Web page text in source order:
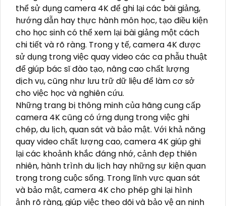
thể sử dụng camera 4K để ghi lại các bài giảng,
hướng dẫn hay thực hành môn học, tạo điều kiện
cho học sinh có thể xem lại bài giảng một cách
chi tiết và rõ ràng. Trong y tế, camera 4K được
sử dụng trong việc quay video các ca phẫu thuật
để giúp bác sĩ đào tạo, nâng cao chất lượng
dịch vụ, cũng như lưu trữ dữ liệu để làm cơ sở
cho việc học và nghiên cứu.
Những trang bị thông minh của hãng cung cấp
camera 4K cũng có ứng dụng trong việc ghi
chép, du lịch, quan sát và bảo mật. Với khả năng
quay video chất lượng cao, camera 4K giúp ghi
lại các khoảnh khắc đáng nhớ, cảnh đẹp thiên
nhiên, hành trình du lịch hay những sự kiện quan
trọng trong cuộc sống. Trong lĩnh vực quan sát
và bảo mật, camera 4K cho phép ghi lại hình
ảnh rõ ràng, giúp việc theo dõi và bảo vệ an ninh